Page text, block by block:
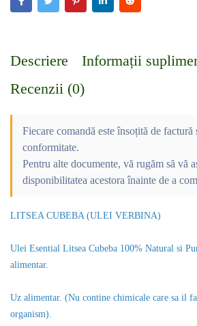
Descriere
Informații
Recenzii (0)
Fiecare comandă este însoțită de factură
conformitate.
Pentru alte documente, vă rugăm să vă
disponibilitatea acestora înainte de a
LITSEA CUBEBA (ULEI VERBINA)
Ulei Esential Litsea Cubeba 100% Natural si
alimentar.
Uz alimentar. (Nu contine chimicale care sa il
organism).